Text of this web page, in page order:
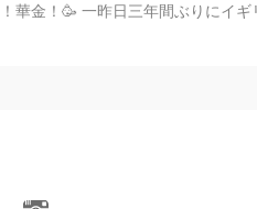
日本の文化が大好きです！
りにイギリスの友達に会いましたよ！2年半日本に住んでいたしイ